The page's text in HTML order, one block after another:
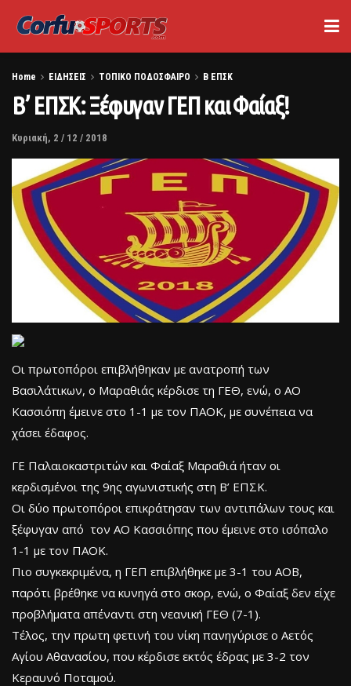
Home ΕΙΔΗΣΕΙΣ ΤΟΠΙΚΟ ΠΟΔΟΣΦΑΙΡΟ Β ΕΠΣΚ
Β’ ΕΠΣΚ: Ξέφυγαν ΓΕΠ και Φαίαξ!
Κυριακή, 2 / 12 / 2018
Οι πρωτοπόροι επιβλήθηκαν με ανατροπή των
Βασιλάτικων, ο Μαραθιάς κέρδισε τη ΓΕΘ, ενώ, ο ΑΟ
Κασσιόπη έμεινε στο 1-1 με τον ΠΑΟΚ, με συνέπεια να
χάσει έδαφος.
ΓΕ Παλαιοκαστριτών και Φαίαξ Μαραθιά ήταν οι
κερδισμένοι της 9ης αγωνιστικής στη Β’ ΕΠΣΚ.
Οι δύο πρωτοπόροι επικράτησαν των αντιπάλων τους και
ξέφυγαν από τον ΑΟ Κασσιόπης που έμεινε στο ισόπαλο
1-1 με τον ΠΑΟΚ.
Πιο συγκεκριμένα, η ΓΕΠ επιβλήθηκε με 3-1 του ΑΟΒ,
παρότι βρέθηκε να κυνηγά στο σκορ, ενώ, ο Φαίαξ δεν είχε
προβλήματα απέναντι στη νεανική ΓΕΘ (7-1).
Τέλος, την πρωτη φετινή του νίκη πανηγύρισε ο Αετός
Αγίου Αθανασίου, που κέρδισε εκτός έδρας με 3-2 τον
Κεραυνό Ποταμού.